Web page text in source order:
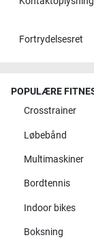
Fortrydelsesret
POPULÆRE
Crosstrainer
Løbebånd
Multimaskiner
Bordtennis
Indoor bikes
Boksning